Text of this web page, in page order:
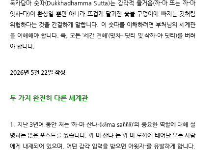
둑카담마 숫따(Dukkhadhamma Sutta)는 감각적 즐거움(까-마 또는 까-마
앗사-다)이 환상일 뿐만 아니라 뜨겁게 달궈진 숯불 구덩이에 빠지는 것처럼
위험하다는 것을 간결하게 말합니다. 이 숫따를 이해하려면 부처님의 세계관
을 이해해야 합니다. 즉, 모든 ‘세간 견해’(밋차- 딧티 및 삭까-야 딧티)를 버려
야 합니다.
2026년 5월 22일 작성
두 가지 완전히 다른 세계관
1. 지난 3년여 동안 저는 ‘까-마 산냐-(kāma saññā)’의 중요한 역할에 대해 설
명하는 많은 포스트를 썼습니다. 까-마 산냐-는 까-마 로까에 태어난 모든 사람
에게 내재되어 있으며, 어떤 감각 입력을 받으면 아윗자-를 유발하게 합니다.